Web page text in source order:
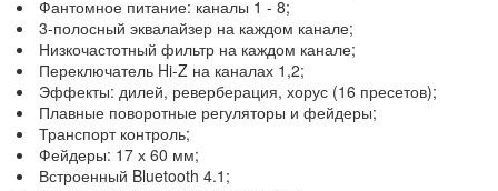
Фантомное питание: каналы 1 - 8;
3-полосный эквалайзер на каждом канале;
Низкочастотный фильтр на каждом канале;
Переключатель Hi-Z на каналах 1,2;
Эффекты: дилей, реверберация, хорус (16 пресетов);
Плавные поворотные регуляторы и фейдеры;
Транспорт контроль;
Фейдеры: 17 х 60 мм;
Встроенный Bluetooth 4.1;